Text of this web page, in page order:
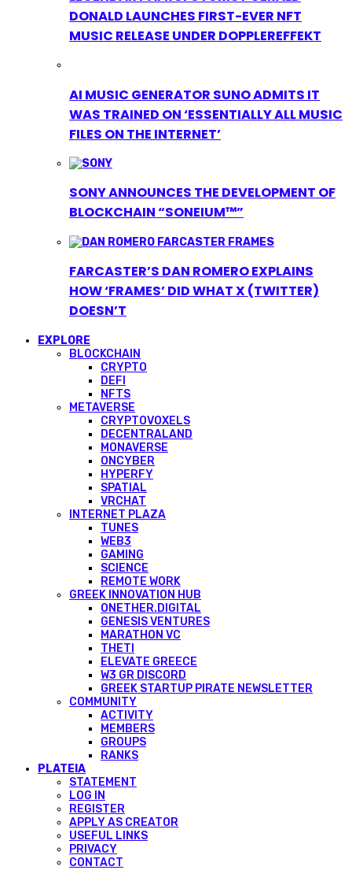
DONALD LAUNCHES FIRST-EVER NFT
MUSIC RELEASE UNDER DOPPLEREFFEKT
AI MUSIC GENERATOR SUNO ADMITS IT
WAS TRAINED ON ‘ESSENTIALLY ALL MUSIC
FILES ON THE INTERNET’
SONY ANNOUNCES THE DEVELOPMENT OF
BLOCKCHAIN “SONEIUM™”
FARCASTER’S DAN ROMERO EXPLAINS
HOW ‘FRAMES’ DID WHAT X (TWITTER)
DOESN’T
EXPLORE
BLOCKCHAIN
CRYPTO
DEFI
NFTS
METAVERSE
CRYPTOVOXELS
DECENTRALAND
MONAVERSE
ONCYBER
HYPERFY
SPATIAL
VRCHAT
INTERNET PLAZA
TUNES
WEB3
GAMING
SCIENCE
REMOTE WORK
GREEK INNOVATION HUB
ONETHER.DIGITAL
GENESIS VENTURES
MARATHON VC
THETI
ELEVATE GREECE
W3 GR DISCORD
GREEK STARTUP PIRATE NEWSLETTER
COMMUNITY
ACTIVITY
MEMBERS
GROUPS
RANKS
PLATEIA
STATEMENT
LOG IN
REGISTER
APPLY AS CREATOR
USEFUL LINKS
PRIVACY
CONTACT